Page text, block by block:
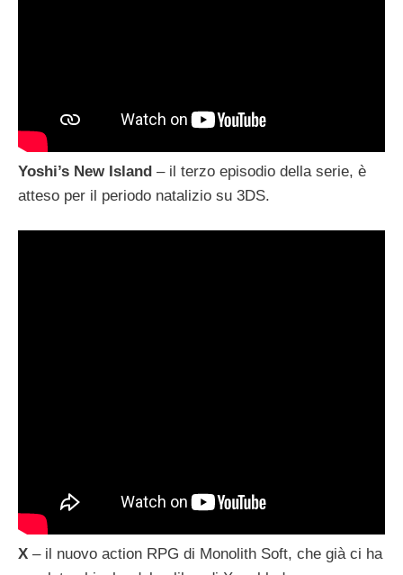
Yoshi’s New Island – il terzo episodio della serie, è
atteso per il periodo natalizio su 3DS.
X – il nuovo action RPG di Monolith Soft, che già ci ha